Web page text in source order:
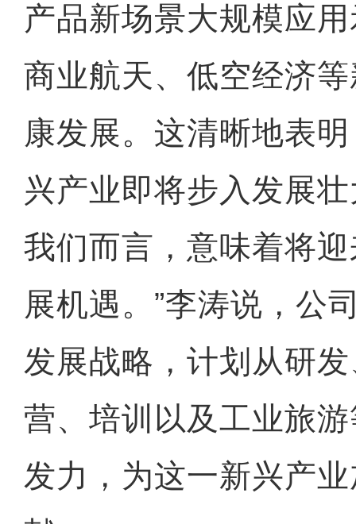
产品新场景大规模应
商业航天、低空经济
康发展。这清晰地表
兴产业即将步入发展
我们而言，意味着将
展机遇。”李涛说，公
发展战略，计划从研
营、培训以及工业旅
发力，为这一新兴产